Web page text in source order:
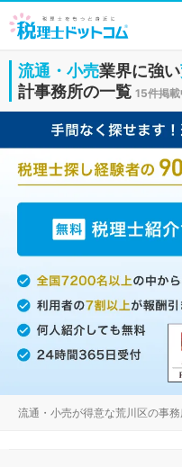
流通・小売業界に強い
計事務所の一覧 15件掲載
流通・小売が得意な荒川区の事務